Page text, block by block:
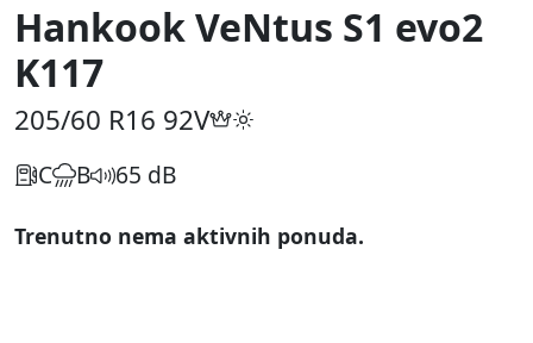
Hankook VeNtus S1 evo2
K117
205/60 R16 92V
C B 65 dB
Trenutno nema aktivnih ponuda.